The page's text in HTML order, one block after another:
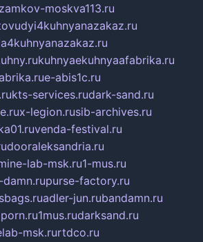
moskva113.ru
kuhnyaekuhnyaafabrika.ru
e-abis1c.ru
kts-services.rudark-sand.ru
x-legion.rusib-archives.ru
venda-festival.ru
dooraleksandria.ru
lab-msk.ru1-mus.ru
damn.rupurse-factory.ru
adler-jun.rubandamn.ru
1mus.rudarksand.ru
msk.rurtdco.ru